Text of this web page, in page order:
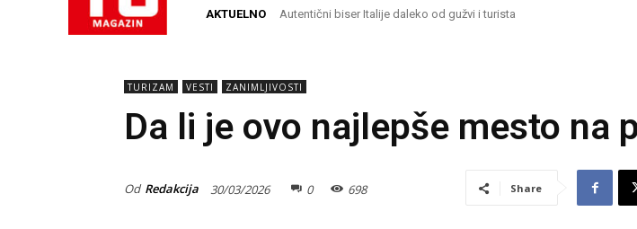
AKTUELNO Delikates sa kojim Grci započinju i završavaju dan
Autentični biser Italije daleko od gužvi i turista
TURIZAM VESTI ZANIMLJIVOSTI
Da li je ovo najlepše mesto na
Od Redakcija 30/03/2026 0 698 Share